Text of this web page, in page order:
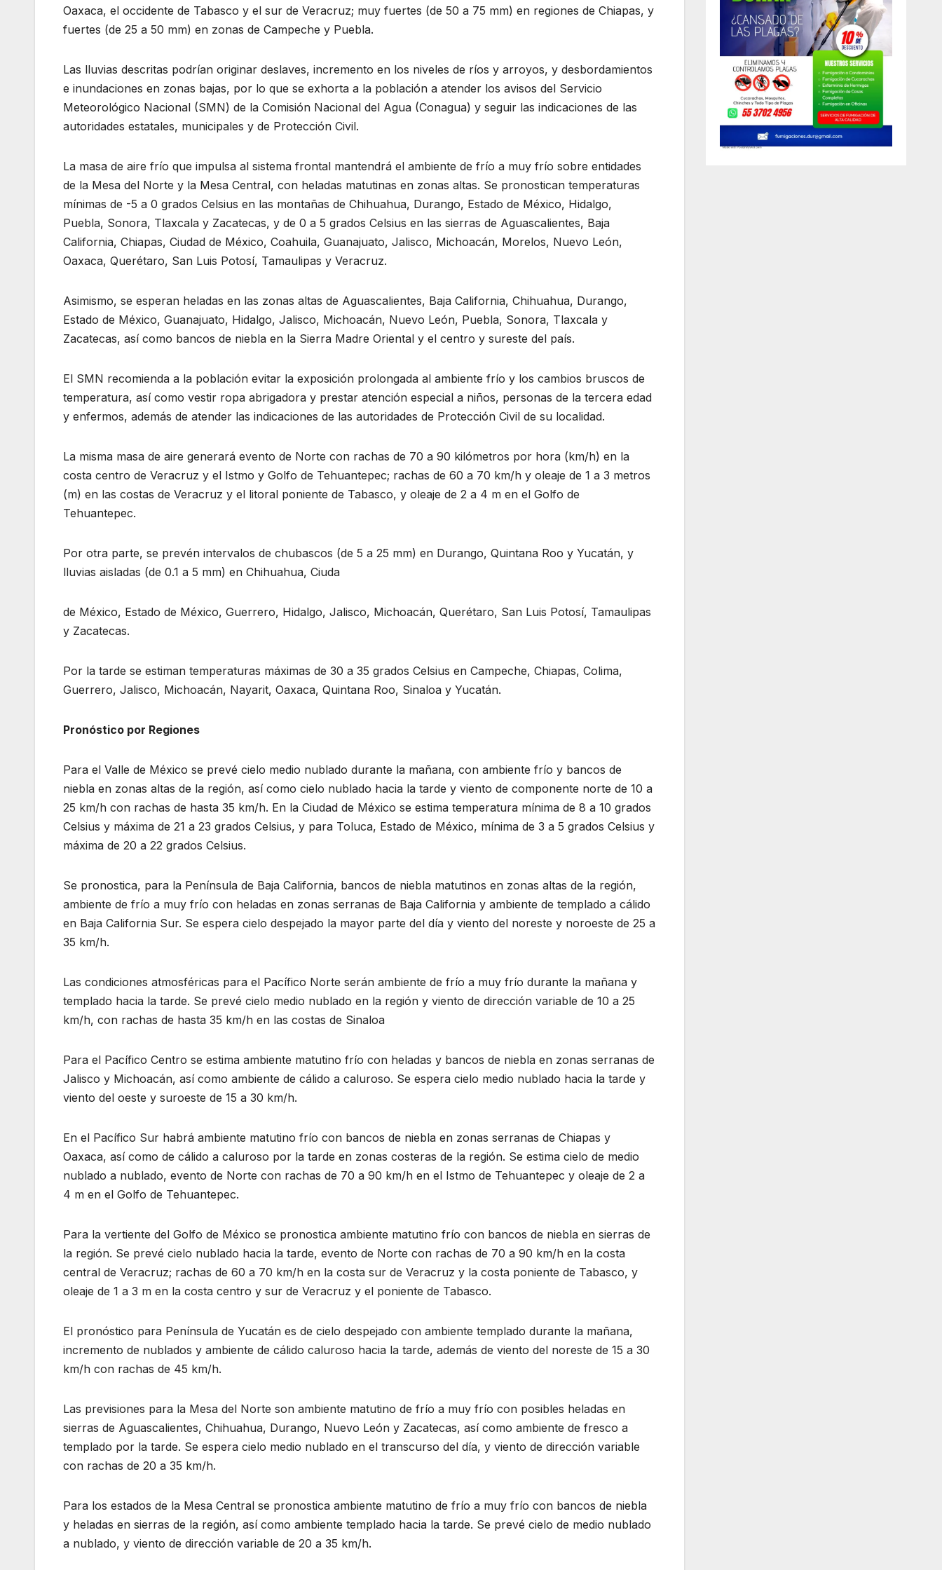
Oaxaca, el occidente de Tabasco y el sur de Veracruz; muy fuertes (de 50 a 75 mm) en regiones de Chiapas, y
fuertes (de 25 a 50 mm) en zonas de Campeche y Puebla.
Las lluvias descritas podrían originar deslaves, incremento en los niveles de ríos y arroyos, y desbordamientos
e inundaciones en zonas bajas, por lo que se exhorta a la población a atender los avisos del Servicio
Meteorológico Nacional (SMN) de la Comisión Nacional del Agua (Conagua) y seguir las indicaciones de las
autoridades estatales, municipales y de Protección Civil.
La masa de aire frío que impulsa al sistema frontal mantendrá el ambiente de frío a muy frío sobre entidades
de la Mesa del Norte y la Mesa Central, con heladas matutinas en zonas altas. Se pronostican temperaturas
mínimas de -5 a 0 grados Celsius en las montañas de Chihuahua, Durango, Estado de México, Hidalgo,
Puebla, Sonora, Tlaxcala y Zacatecas, y de 0 a 5 grados Celsius en las sierras de Aguascalientes, Baja
California, Chiapas, Ciudad de México, Coahuila, Guanajuato, Jalisco, Michoacán, Morelos, Nuevo León,
Oaxaca, Querétaro, San Luis Potosí, Tamaulipas y Veracruz.
Asimismo, se esperan heladas en las zonas altas de Aguascalientes, Baja California, Chihuahua, Durango,
Estado de México, Guanajuato, Hidalgo, Jalisco, Michoacán, Nuevo León, Puebla, Sonora, Tlaxcala y
Zacatecas, así como bancos de niebla en la Sierra Madre Oriental y el centro y sureste del país.
El SMN recomienda a la población evitar la exposición prolongada al ambiente frío y los cambios bruscos de
temperatura, así como vestir ropa abrigadora y prestar atención especial a niños, personas de la tercera edad
y enfermos, además de atender las indicaciones de las autoridades de Protección Civil de su localidad.
La misma masa de aire generará evento de Norte con rachas de 70 a 90 kilómetros por hora (km/h) en la
costa centro de Veracruz y el Istmo y Golfo de Tehuantepec; rachas de 60 a 70 km/h y oleaje de 1 a 3 metros
(m) en las costas de Veracruz y el litoral poniente de Tabasco, y oleaje de 2 a 4 m en el Golfo de
Tehuantepec.
Por otra parte, se prevén intervalos de chubascos (de 5 a 25 mm) en Durango, Quintana Roo y Yucatán, y
lluvias aisladas (de 0.1 a 5 mm) en Chihuahua, Ciuda
de México, Estado de México, Guerrero, Hidalgo, Jalisco, Michoacán, Querétaro, San Luis Potosí, Tamaulipas
y Zacatecas.
Por la tarde se estiman temperaturas máximas de 30 a 35 grados Celsius en Campeche, Chiapas, Colima,
Guerrero, Jalisco, Michoacán, Nayarit, Oaxaca, Quintana Roo, Sinaloa y Yucatán.
Pronóstico por Regiones
Para el Valle de México se prevé cielo medio nublado durante la mañana, con ambiente frío y bancos de
niebla en zonas altas de la región, así como cielo nublado hacia la tarde y viento de componente norte de 10 a
25 km/h con rachas de hasta 35 km/h. En la Ciudad de México se estima temperatura mínima de 8 a 10 grados
Celsius y máxima de 21 a 23 grados Celsius, y para Toluca, Estado de México, mínima de 3 a 5 grados Celsius y
máxima de 20 a 22 grados Celsius.
Se pronostica, para la Península de Baja California, bancos de niebla matutinos en zonas altas de la región,
ambiente de frío a muy frío con heladas en zonas serranas de Baja California y ambiente de templado a cálido
en Baja California Sur. Se espera cielo despejado la mayor parte del día y viento del noreste y noroeste de 25 a
35 km/h.
Las condiciones atmosféricas para el Pacífico Norte serán ambiente de frío a muy frío durante la mañana y
templado hacia la tarde. Se prevé cielo medio nublado en la región y viento de dirección variable de 10 a 25
km/h, con rachas de hasta 35 km/h en las costas de Sinaloa
Para el Pacífico Centro se estima ambiente matutino frío con heladas y bancos de niebla en zonas serranas de
Jalisco y Michoacán, así como ambiente de cálido a caluroso. Se espera cielo medio nublado hacia la tarde y
viento del oeste y suroeste de 15 a 30 km/h.
En el Pacífico Sur habrá ambiente matutino frío con bancos de niebla en zonas serranas de Chiapas y
Oaxaca, así como de cálido a caluroso por la tarde en zonas costeras de la región. Se estima cielo de medio
nublado a nublado, evento de Norte con rachas de 70 a 90 km/h en el Istmo de Tehuantepec y oleaje de 2 a
4 m en el Golfo de Tehuantepec.
Para la vertiente del Golfo de México se pronostica ambiente matutino frío con bancos de niebla en sierras de
la región. Se prevé cielo nublado hacia la tarde, evento de Norte con rachas de 70 a 90 km/h en la costa
central de Veracruz; rachas de 60 a 70 km/h en la costa sur de Veracruz y la costa poniente de Tabasco, y
oleaje de 1 a 3 m en la costa centro y sur de Veracruz y el poniente de Tabasco.
El pronóstico para Península de Yucatán es de cielo despejado con ambiente templado durante la mañana,
incremento de nublados y ambiente de cálido caluroso hacia la tarde, además de viento del noreste de 15 a 30
km/h con rachas de 45 km/h.
Las previsiones para la Mesa del Norte son ambiente matutino de frío a muy frío con posibles heladas en
sierras de Aguascalientes, Chihuahua, Durango, Nuevo León y Zacatecas, así como ambiente de fresco a
templado por la tarde. Se espera cielo medio nublado en el transcurso del día, y viento de dirección variable
con rachas de 20 a 35 km/h.
Para los estados de la Mesa Central se pronostica ambiente matutino de frío a muy frío con bancos de niebla
y heladas en sierras de la región, así como ambiente templado hacia la tarde. Se prevé cielo de medio nublado
a nublado, y viento de dirección variable de 20 a 35 km/h.